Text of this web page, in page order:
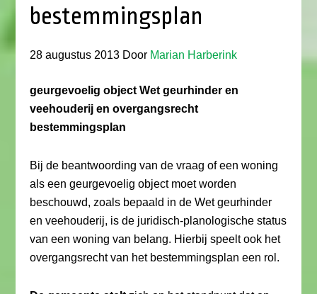
bestemmingsplan
28 augustus 2013 Door Marian Harberink
geurgevoelig object Wet geurhinder en
veehouderij en overgangsrecht
bestemmingsplan
Bij de beantwoording van de vraag of een woning
als een geurgevoelig object moet worden
beschouwd, zoals bepaald in de Wet geurhinder
en veehouderij, is de juridisch-planologische status
van een woning van belang. Hierbij speelt ook het
overgangsrecht van het bestemmingsplan een rol.